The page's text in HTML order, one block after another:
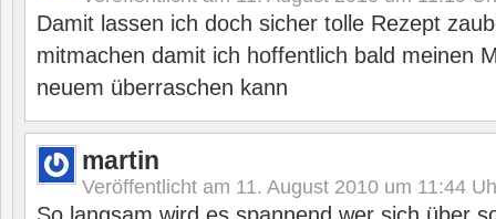
Damit lassen ich doch sicher tolle Rezept
mitmachen damit ich hoffentlich bald meinen
neuem überraschen kann
martin
Veröffentlicht am 11. August 2010 um 11:44